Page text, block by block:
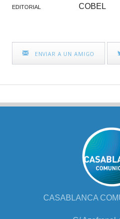
EDITORIAL COBEL
ENVIAR A UN AMIGO
CASABLANCA